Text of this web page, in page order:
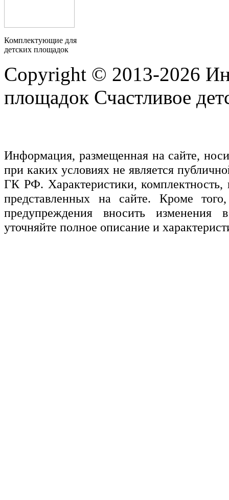
Комплектующие для
детских площадок
Copyright © 2013-2026
площадок Счастливое
Информация, размещенная на сайте,
при каких условиях не является
ГК РФ. Характеристики,
представленных на сайте. Кроме
предупреждения вносить изменения
уточняйте полное описание и